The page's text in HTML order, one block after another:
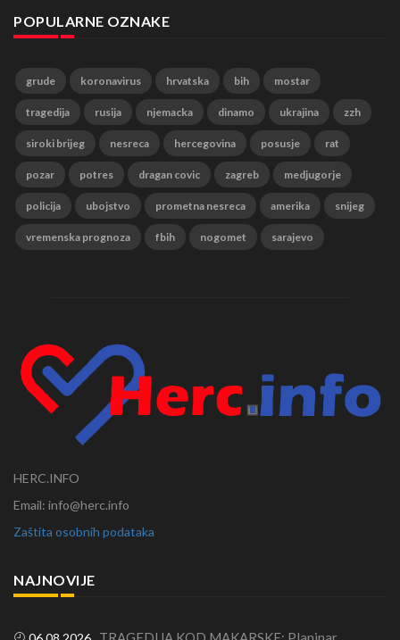
POPULARNE OZNAKE
grude koronavirus hrvatska bih mostar
tragedija rusija njemacka dinamo ukrajina zzh
siroki brijeg nesreca hercegovina posusje rat
pozar potres dragan covic zagreb medjugorje
policija ubojstvo prometna nesreca amerika snijeg
vremenska prognoza fbih nogomet sarajevo
HERC.INFO
Email: info@herc.info
Zaštita osobnih podataka
NAJNOVIJE